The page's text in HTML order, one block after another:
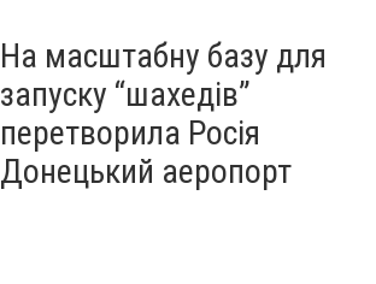
На масштабну базу для
запуску “шахедів”
перетворила Росія
Донецький аеропорт